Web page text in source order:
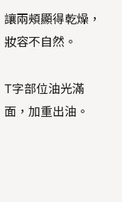
讓兩頰顯得乾燥，
妝容不自然。
T字部位油光滿
面，加重出油。